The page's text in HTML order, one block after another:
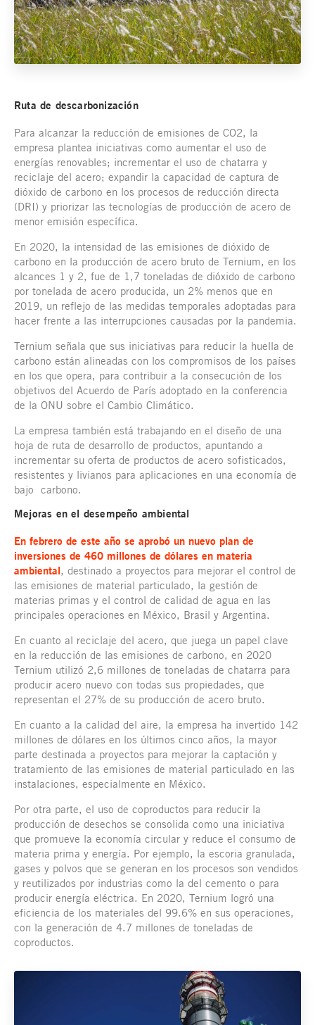
Ruta de descarbonización
Para alcanzar la reducción de emisiones de CO2, la
empresa plantea iniciativas como aumentar el uso de
energías renovables; incrementar el uso de chatarra y
reciclaje del acero; expandir la capacidad de captura de
dióxido de carbono en los procesos de reducción directa
(DRI) y priorizar las tecnologías de producción de acero de
menor emisión específica.
En 2020, la intensidad de las emisiones de dióxido de
carbono en la producción de acero bruto de Ternium, en los
alcances 1 y 2, fue de 1,7 toneladas de dióxido de carbono
por tonelada de acero producida, un 2% menos que en
2019, un reflejo de las medidas temporales adoptadas para
hacer frente a las interrupciones causadas por la pandemia.
Ternium señala que sus iniciativas para reducir la huella de
carbono están alineadas con los compromisos de los países
en los que opera, para contribuir a la consecución de los
objetivos del Acuerdo de París adoptado en la conferencia
de la ONU sobre el Cambio Climático.
La empresa también está trabajando en el diseño de una
hoja de ruta de desarrollo de productos, apuntando a
incrementar su oferta de productos de acero sofisticados,
resistentes y livianos para aplicaciones en una economía de
bajo carbono.
Mejoras en el desempeño ambiental
En febrero de este año se aprobó un nuevo plan de
inversiones de 460 millones de dólares en materia
ambiental, destinado a proyectos para mejorar el control de
las emisiones de material particulado, la gestión de
materias primas y el control de calidad de agua en las
principales operaciones en México, Brasil y Argentina.
En cuanto al reciclaje del acero, que juega un papel clave
en la reducción de las emisiones de carbono, en 2020
Ternium utilizó 2,6 millones de toneladas de chatarra para
producir acero nuevo con todas sus propiedades, que
representan el 27% de su producción de acero bruto.
En cuanto a la calidad del aire, la empresa ha invertido 142
millones de dólares en los últimos cinco años, la mayor
parte destinada a proyectos para mejorar la captación y
tratamiento de las emisiones de material particulado en las
instalaciones, especialmente en México.
Por otra parte, el uso de coproductos para reducir la
producción de desechos se consolida como una iniciativa
que promueve la economía circular y reduce el consumo de
materia prima y energía. Por ejemplo, la escoria granulada,
gases y polvos que se generan en los procesos son vendidos
y reutilizados por industrias como la del cemento o para
producir energía eléctrica. En 2020, Ternium logró una
eficiencia de los materiales del 99.6% en sus operaciones,
con la generación de 4.7 millones de toneladas de
coproductos.